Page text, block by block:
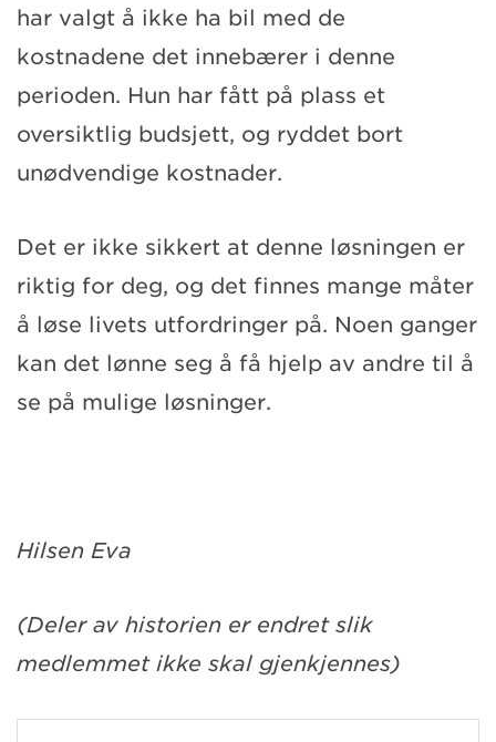
har valgt å ikke ha bil med de
kostnadene det innebærer i denne
perioden. Hun har fått på plass et
oversiktlig budsjett, og ryddet bort
unødvendige kostnader.
Det er ikke sikkert at denne løsningen er
riktig for deg, og det finnes mange måter
å løse livets utfordringer på. Noen ganger
kan det lønne seg å få hjelp av andre til å
se på mulige løsninger.
Hilsen Eva
(Deler av historien er endret slik
medlemmet ikke skal gjenkjennes)